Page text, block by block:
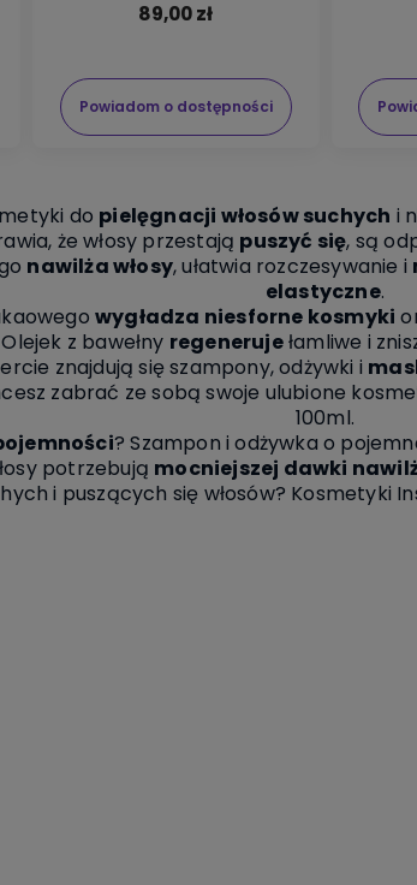
89,00 zł
Powiadom o dostępności
do pielęgnacji włosów suchych i
że włosy przestają puszyć się, są
nawilża włosy, ułatwia rozczesywanie i
elastyczne.
wygładza niesforne kosmyki
Olejek z bawełny regenerujełamliwe i
znajdują się szampony, odżywki i
zabrać ze sobą swoje ulubione
100ml.
? Szampon i odżywka o
potrzebują mocniejszej dawki
i puszących się włosów? Kosmetyki